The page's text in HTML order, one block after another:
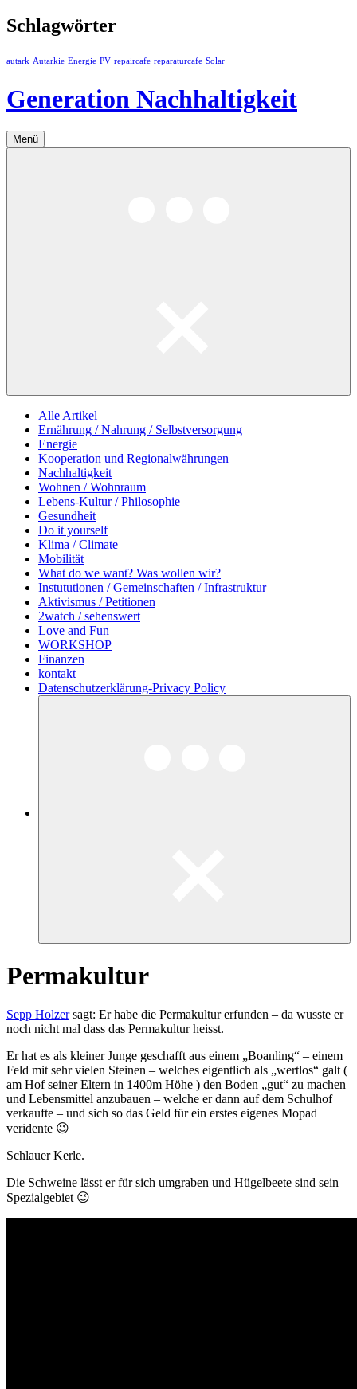
Schlagwörter
autark Autarkie Energie PV repaircafe reparaturcafe Solar
Generation Nachhaltigkeit
Menü
Alle Artikel
Ernährung / Nahrung / Selbstversorgung
Energie
Kooperation und Regionalwährungen
Nachhaltigkeit
Wohnen / Wohnraum
Lebens-Kultur / Philosophie
Gesundheit
Do it yourself
Klima / Climate
Mobilität
What do we want? Was wollen wir?
Instututionen / Gemeinschaften / Infrastruktur
Aktivismus / Petitionen
2watch / sehenswert
Love and Fun
WORKSHOP
Finanzen
kontakt
Datenschutzerklärung-Privacy Policy
Permakultur
Sepp Holzersagt: Er habe die Permakultur erfunden – da wusste er
noch nicht mal dass das Permakultur heisst.
Er hat es als kleiner Junge geschafft aus einem „Boanling“ – einem
Feld mit sehr vielen Steinen – welches eigentlich als „wertlos“ galt (
am Hof seiner Eltern in 1400m Höhe ) den Boden „gut“ zu machen
und Lebensmittel anzubauen – welche er dann auf dem Schulhof
verkaufte – und sich so das Geld für ein erstes eigenes Mopad
veridente 😉
Schlauer Kerle.
Die Schweine lässt er für sich umgraben und Hügelbeete sind sein
Spezialgebiet 😉